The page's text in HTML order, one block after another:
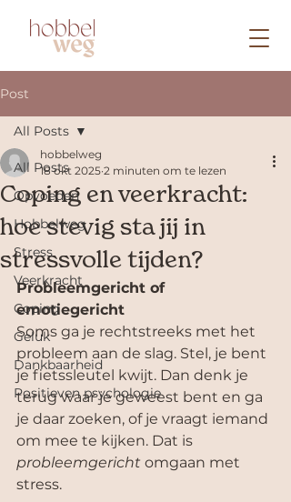
Post
All Posts
Opvoeden
Hobbelweg
Stress
Veerkracht
Coping
Geluk
Dankbaarheid
Positieven psychologie
All Posts
Coping en veerkracht:
hoe stevig sta jij in
stressvolle tijden?
hobbelweg
18 okt 2025 2 minuten om te lezen
Probleemgericht of
emotiegericht
Soms ga je rechtstreeks met het
probleem aan de slag. Stel, je bent
je fietssleutel kwijt. Dan denk je
terug waar je geweest bent en ga
je daar zoeken, of je vraagt iemand
om mee te kijken. Dat is
probleemgericht omgaan met
stress.